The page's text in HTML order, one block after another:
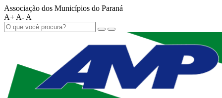
Associação dos Municípios do Paraná
A+ A- A